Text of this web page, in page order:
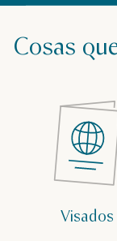
Cosas
Visados